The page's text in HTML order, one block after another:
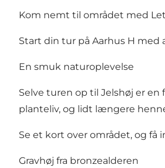
Kom nemt til området med
Start din tur på Aarhus H med
En smuk naturoplevelse
Selve turen op til Jelshøj er
planteliv, og lidt længere
Se et kort over området, og få
Gravhøj fra bronzealderen